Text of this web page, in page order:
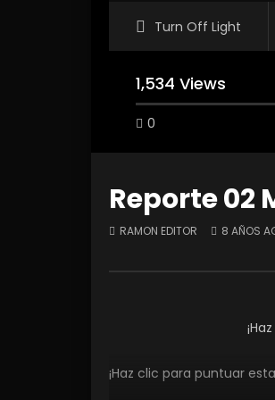
Turn Off Light
1,534 Views
0
Reporte 02
RAMON EDITOR 8 AÑOS
¡Haz clic para puntuar